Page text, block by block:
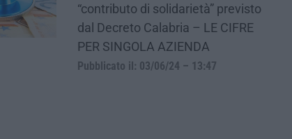
“contributo di solidarietà” previsto
dal Decreto Calabria – LE CIFRE
PER SINGOLA AZIENDA
Pubblicato il: 03/06/24 – 13:47